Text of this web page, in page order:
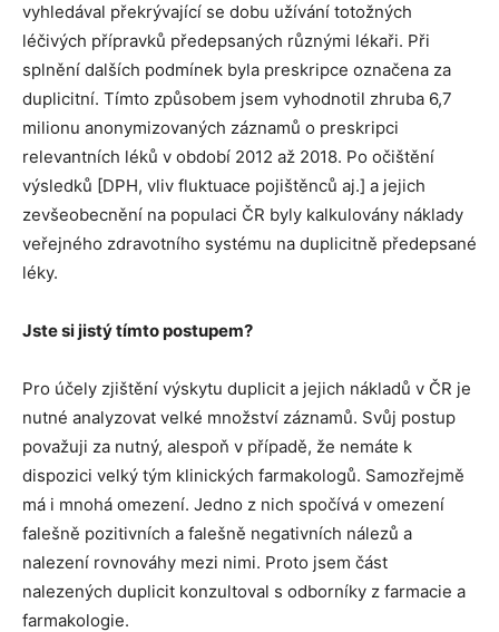
vyhledával překrývající se dobu užívání totožných
léčivých přípravků předepsaných různými lékaři. Při
splnění dalších podmínek byla preskripce označena za
duplicitní. Tímto způsobem jsem vyhodnotil zhruba 6,7
milionu anonymizovaných záznamů o preskripci
relevantních léků v období 2012 až 2018. Po očištění
výsledků [DPH, vliv fluktuace pojištěnců aj.] a jejich
zevšeobecnění na populaci ČR byly kalkulovány náklady
veřejného zdravotního systému na duplicitně předepsané
léky.
Jste si jistý tímto postupem?
Pro účely zjištění výskytu duplicit a jejich nákladů v ČR je
nutné analyzovat velké množství záznamů. Svůj postup
považuji za nutný, alespoň v případě, že nemáte k
dispozici velký tým klinických farmakologů. Samozřejmě
má i mnohá omezení. Jedno z nich spočívá v omezení
falešně pozitivních a falešně negativních nálezů a
nalezení rovnováhy mezi nimi. Proto jsem část
nalezených duplicit konzultoval s odborníky z farmacie a
farmakologie.